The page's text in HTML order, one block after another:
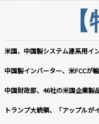
米国、中国製システム連系用イ
中国製インバーター、米FCCが
中国財政部、46社の米国企業製
トランプ大統領、「アップルが